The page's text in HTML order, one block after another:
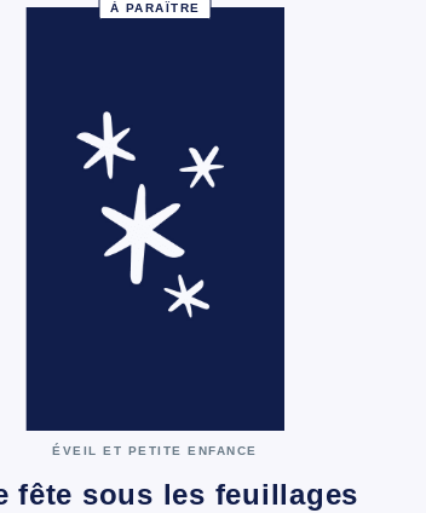
À PARAÎTRE
ÉVEIL ET PETITE ENFANCE
fête sous les feuillages